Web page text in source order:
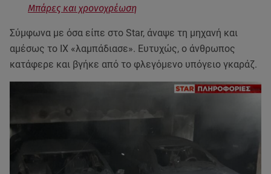
Μπάρες και χρονοχρέωση
Σύμφωνα με όσα είπε στο Star, άναψε τη μηχανή και
αμέσως το ΙΧ «λαμπάδιασε». Ευτυχώς, ο άνθρωπος
κατάφερε και βγήκε από το φλεγόμενο υπόγειο γκαράζ.